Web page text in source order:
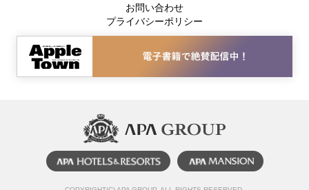
お問い合わせ
プライバシーポリシー